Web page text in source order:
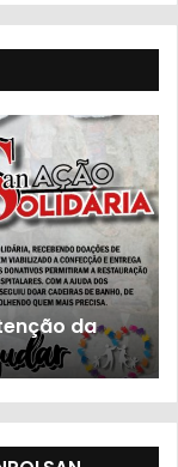
23 de